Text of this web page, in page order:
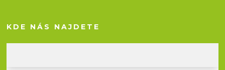
KDE NÁS NAJDETE